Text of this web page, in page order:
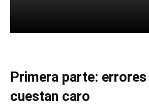
Primera parte: errores
cuestan caro